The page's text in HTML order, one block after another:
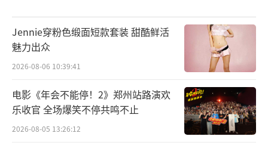
Jennie穿粉色缎面短款套装 甜酷鲜活
魅力出众
2026-08-06 10:39:41
电影《年会不能停！2》郑州站路演欢
乐收官 全场爆笑不停共鸣不止
2026-08-05 13:26:12